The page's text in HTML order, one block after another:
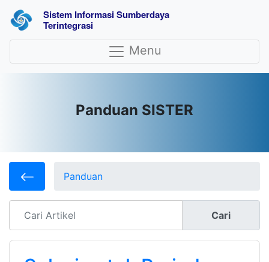
Sistem Informasi Sumberdaya
Terintegrasi
Menu
Panduan SISTER
Panduan
Cari